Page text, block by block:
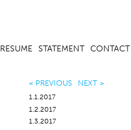
RESUME STATEMENT CONTACT
< PREVIOUS NEXT >
1.1.2017
1.2.2017
1.3.2017